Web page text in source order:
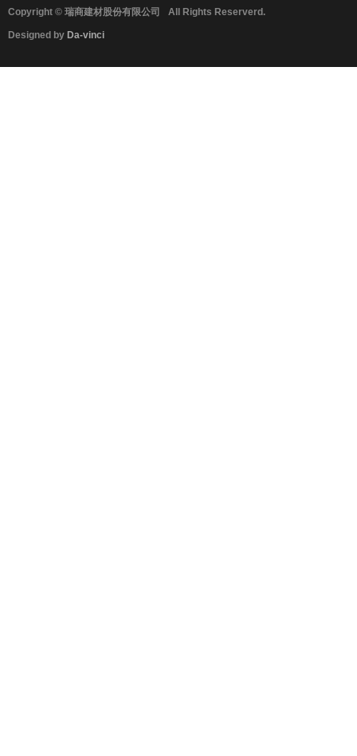
Copyright © 瑞商建材股份有限公司 All Rights Reserverd.
Designed by Da-vinci